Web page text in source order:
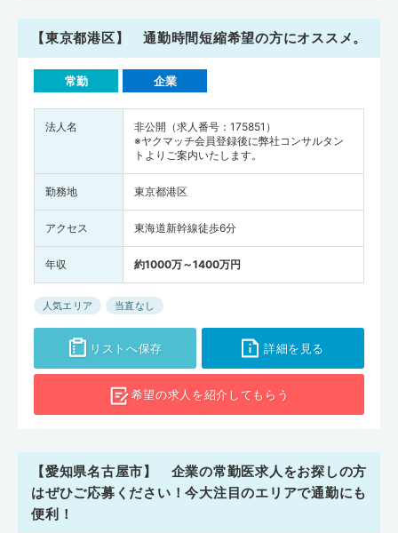
【東京都港区】 通勤時間短縮希望の方にオススメ。
常勤 企業
法人名
非公開（求人番号：175851）
※ヤクマッチ会員登録後に弊社コンサルタン
トよりご案内いたします。
勤務地 東京都港区
アクセス 東海道新幹線徒歩6分
年収 約1000万～1400万円
人気エリア 当直なし
リストへ保存 詳細を見る
希望の求人を紹介してもらう
【愛知県名古屋市】 企業の常勤医求人をお探しの方
はぜひご応募ください！今大注目のエリアで通勤にも
便利！